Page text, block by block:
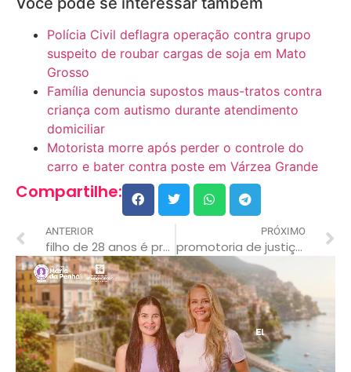
Polícia Civil deflagra operação contra grupo
suspeito de roubar cargas de soja em Mato
Grosso
Família denuncia supostos maus-tratos contra
criança com autismo durante atendimento
domiciliar
Motorista morre após perder o controle do
carro e bater contra poste em Várzea Grande
Compartilhe:
ANTERIOR
filho de 28 anos é preso após esfaquear padrasto
PRÓXIMO
promotoria de justiça recebe denúncias sobre serviço de energia elétrica em rondonópolis